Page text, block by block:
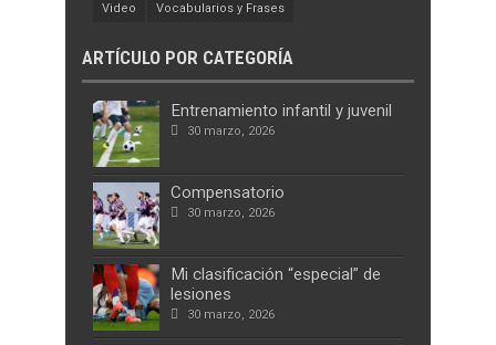
Video Vocabularios y Frases
ARTÍCULO POR CATEGORÍA
Entrenamiento infantil y juvenil
30 marzo, 2026
Compensatorio
30 marzo, 2026
Mi clasificación “especial” de
lesiones
30 marzo, 2026